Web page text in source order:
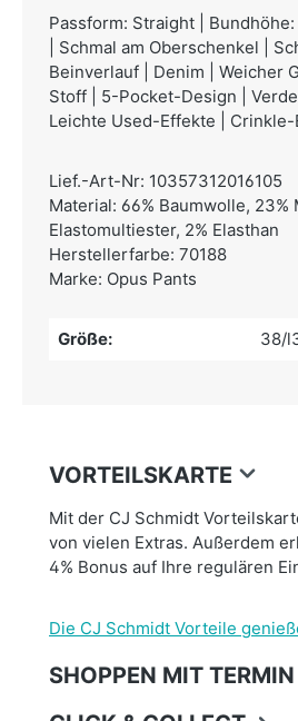
Passform: Straight |
| Schmal am Oberschenkel |
Beinverlauf | Denim | Weicher
Stoff | 5-Pocket-Design |
Leichte Used-Effekte | Crinkle-
Lief.-Art-Nr: 10357312016105
Material: 66% Baumwolle, 23%
Elastomultiester, 2% Elasthan
Herstellerfarbe: 70188
Marke: Opus Pants
Größe: 38/
VORTEILSKARTE
Mit der CJ Schmidt
von vielen Extras. Außerdem
4% Bonus auf Ihre regulären
Die CJ Schmidt Vorteile
SHOPPEN MIT TERMIN